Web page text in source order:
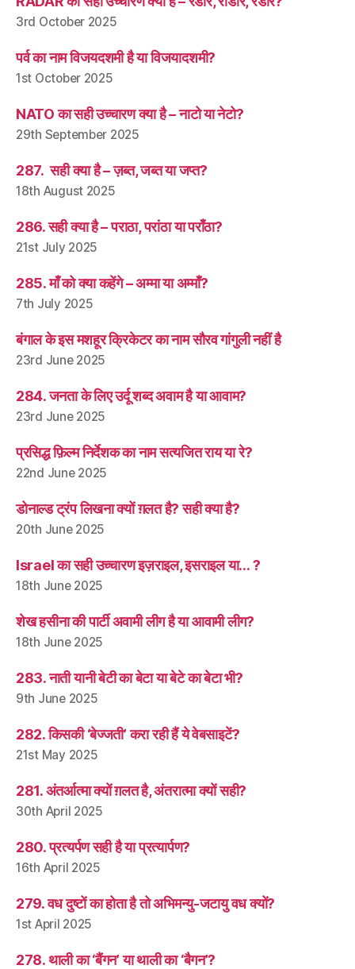
3rd October 2025
पर्व का नाम विजयदशमी है या विजयादशमी?
1st October 2025
NATO का सही उच्चारण क्या है – नाटो या नेटो?
29th September 2025
287. सही क्या है – ज़ब्त, जब्त या जप्त?
18th August 2025
286. सही क्या है – पराठा, परांठा या पराँठा?
21st July 2025
285. माँ को क्या कहेंगे – अम्मा या अम्माँ?
7th July 2025
बंगाल के इस मशहूर क्रिकेटर का नाम सौरव गांगुली नहीं है
23rd June 2025
284. जनता के लिए उर्दू शब्द अवाम है या आवाम?
23rd June 2025
प्रसिद्ध फ़िल्म निर्देशक का नाम सत्यजित राय या रे?
22nd June 2025
डोनाल्ड ट्रंप लिखना क्यों ग़लत है? सही क्या है?
20th June 2025
Israel का सही उच्चारण इज़राइल, इसराइल या… ?
18th June 2025
शेख हसीना की पार्टी अवामी लीग है या आवामी लीग?
18th June 2025
283. नाती यानी बेटी का बेटा या बेटे का बेटा भी?
9th June 2025
282. किसकी ‘बेज्जती’ करा रही हैं ये वेबसाइटें?
21st May 2025
281. अंतर्आत्मा क्यों ग़लत है, अंतरात्मा क्यों सही?
30th April 2025
280. प्रत्यर्पण सही है या प्रत्यार्पण?
16th April 2025
279. वध दुष्टों का होता है तो अभिमन्यु-जटायु वध क्यों?
1st April 2025
278. थाली का ‘बैंगन’ या थाली का ‘बैगन’?